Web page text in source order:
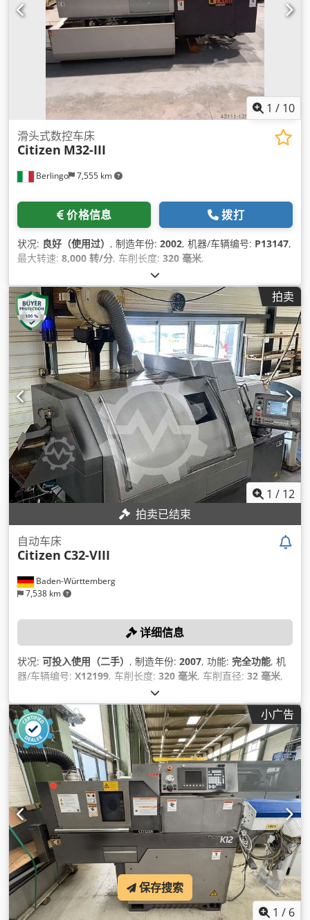
1 / 10
Berlingo 7,555 km
滑头式数控车床
Citizen M32-III
价格信息 拨打
状况: 良好（使用过） , 制造年份: 2002, 机器/车辆编号: P13147,
最大转速: 8,000 转/分, 车削长度: 320 毫米,
拍卖
1 / 12
拍卖已结束
Baden-Württemberg
7,538 km
自动车床
Citizen C32-VIII
详细信息
状况: 可投入使用（二手） , 制造年份: 2007, 功能: 完全功能, 机
器/车辆编号: X12199, 车削长度: 320 毫米, 车削直径: 32 毫米,
切屑输送机, 送料机
小广告
1 / 6
保存搜索